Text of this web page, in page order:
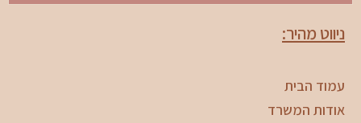
ניווט מהיר:
עמוד הבית
אודות המשרד